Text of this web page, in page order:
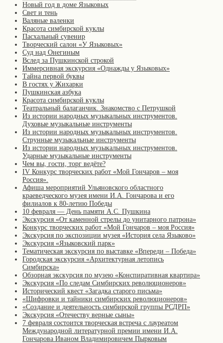
Новый год в доме Языковых
Свет и тень
Валяные валенки
Красота симбирской куклы
Пасхальный сувенир
Творческий салон «У Языковых»
Суд над Онегиным
Вслед за Пушкинской строкой
Иммерсивная экскурсия «Однажды у Языковых»
Тайна первой буквы
В гостях у Жихарки
Пушкинская азбука
Красота симбирской куклы
Театральный балаганчик. Знакомство с Петрушкой
Из истории народных музыкальных инструментов.
Духовые музыкальные инструменты
Из истории народных музыкальных инструментов.
Струнные музыкальные инструменты
Из истории народных музыкальных инструментов.
Ударные музыкальные инструменты
Чем вы, гости, торг ведёте?
IV Конкурс творческих работ «Мой Гончаров – моя
Россия».
Афиша мероприятий Ульяновского областного
краеведческого музея имени И.А. Гончарова и его
филиалов к 80-летию Победы
10 февраля — День памяти А.С. Пушкина
Экскурсия «От каменной стрелы до унитарного патрона»
Конкурс творческих работ «Мой Гончаров – моя Россия»
Экскурсия по экспозиции музея «История села Языково»
Экскурсия «Языковский парк»
Тематическая экскурсия по выставке «Впереди – Победа»
Городская экскурсия «Архитектурная летопись
Симбирска»
Обзорная экскурсия по музею «Конспиративная квартира»
Экскурсия «По следам Симбирских революционеров»
Исторический квест «Загадка старого письма»
«Шифровки и тайники симбирских революционеров»
«Создание и деятельность симбирской группы РСДРП»
Экскурсия «Отечеству верные сыны»
7 февраля состоится творческая встреча с лауреатом
Международной литературной премии имени И.А.
Гончарова Иваном Владимировичем Пырковым